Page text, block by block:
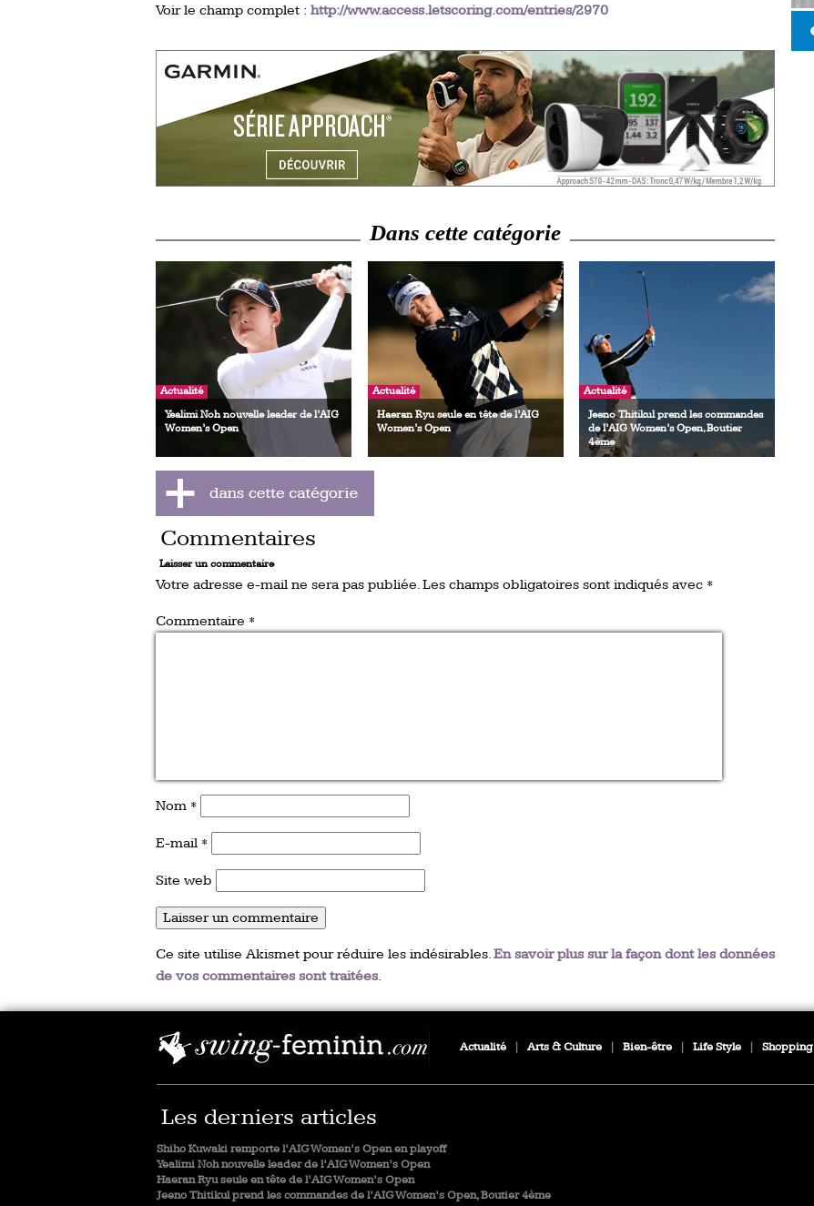
Voir le champ complet : http://www.access.letscoring.com/entries/2970
Dans cette catégorie
Actualité
Yealimi Noh nouvelle leader de l’AIG
Women’s Open
Actualité
Haeran Ryu seule en tête de l’AIG
Women’s Open
Actualité
Jeeno Thitikul prend les commandes
de l’AIG Women’s Open, Boutier
4ème
Commentaires
Laisser un commentaire
Votre adresse e-mail ne sera pas publiée.Les champs obligatoires sont indiqués avec *
Commentaire *
Nom *
E-mail *
Site web
Ce site utilise Akismet pour réduire les indésirables.En savoir plus sur la façon dont les données
de vos commentaires sont traitées.
Actualité Arts & Culture Bien-être Life Style Shopping
Les derniers articles
Shiho Kuwaki remporte l’AIG Women’s Open en playoff
Yealimi Noh nouvelle leader de l’AIG Women’s Open
Haeran Ryu seule en tête de l’AIG Women’s Open
Jeeno Thitikul prend les commandes de l’AIG Women’s Open, Boutier 4ème